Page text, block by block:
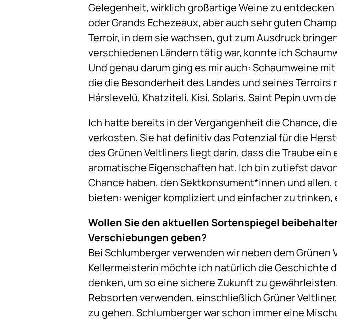
Gelegenheit, wirklich großartige Weine zu
oder Grands Echezeaux, aber auch sehr guten
Terroir, in dem sie wachsen, gut zum Ausdruck
verschiedenen Ländern tätig war, konnte ich
Und genau darum ging es mir auch: Schaumweine
die die Besonderheit des Landes und seines
Hárslevelű, Khatziteli, Kisi, Solaris, Saint Pepin uvm
Ich hatte bereits in der Vergangenheit die Chance,
verkosten. Sie hat definitiv das Potenzial für die
des Grünen Veltliners liegt darin, dass die Traube
aromatische Eigenschaften hat. Ich bin zutiefst
Chance haben, den Sektkonsument*innen und
bieten: weniger kompliziert und einfacher zu
Wollen Sie den aktuellen Sortenspiegel
Verschiebungen geben?
Bei Schlumberger verwenden wir neben dem
Kellermeisterin möchte ich natürlich die Geschichte
denken, um so eine sichere Zukunft zu
Rebsorten verwenden, einschließlich Grüner
zu gehen. Schlumberger war schon immer eine